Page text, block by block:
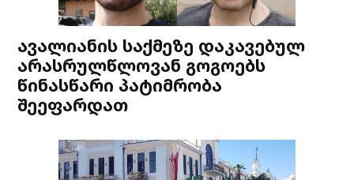
ავალიანის საქმეზე დაკავებულ
არასრულწლოვან გოგოებს
წინასწარი პატიმრობა
შეეფარდათ